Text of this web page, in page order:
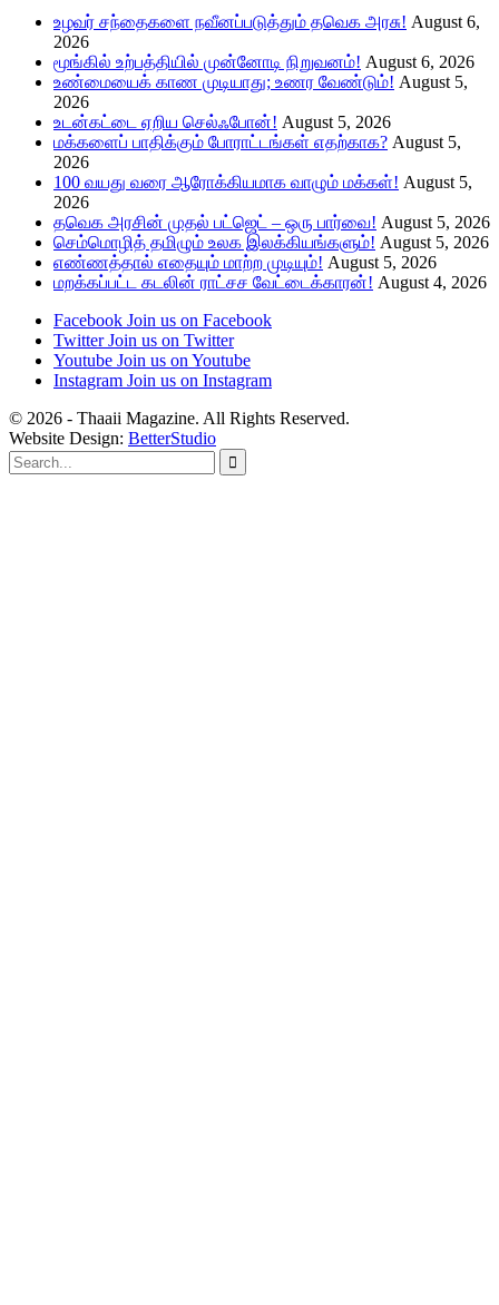
உழவர் சந்தைகளை நவீனப்படுத்தும் தவெக அரசு! August 6,
2026
மூங்கில் உற்பத்தியில் முன்னோடி நிறுவனம்! August 6, 2026
உண்மையைக் காண முடியாது; உணர வேண்டும்! August 5,
2026
உடன்கட்டை ஏறிய செல்ஃபோன்! August 5, 2026
மக்களைப் பாதிக்கும் போராட்டங்கள் எதற்காக? August 5,
2026
100 வயது வரை ஆரோக்கியமாக வாழும் மக்கள்! August 5,
2026
தவெக அரசின் முதல் பட்ஜெட் – ஒரு பார்வை! August 5, 2026
செம்மொழித் தமிழும் உலக இலக்கியங்களும்! August 5, 2026
எண்ணத்தால் எதையும் மாற்ற முடியும்! August 5, 2026
மறக்கப்பட்ட கடலின் ராட்சச வேட்டைக்காரன்! August 4, 2026
Facebook Join us on Facebook
Twitter Join us on Twitter
Youtube Join us on Youtube
Instagram Join us on Instagram
© 2026 - Thaaii Magazine. All Rights Reserved.
Website Design: BetterStudio